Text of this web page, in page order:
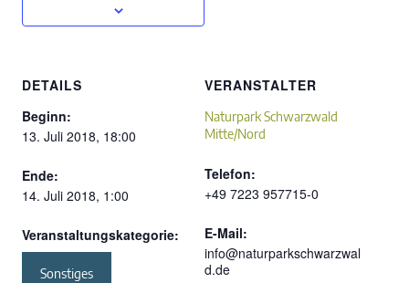
DETAILS
Beginn:
13. Juli 2018, 18:00
Ende:
14. Juli 2018, 1:00
Veranstaltungskategorie:
Sonstiges
VERANSTALTER
Naturpark Schwarzwald
Mitte/Nord
Telefon:
+49 7223 957715-0
E-Mail:
info@naturparkschwarzwal
d.de